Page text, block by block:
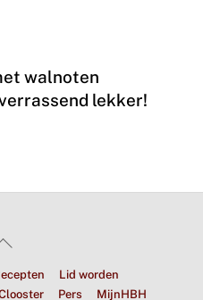
walnoten
lekker!
Back
Top
Lid worden
Pers MijnHBH